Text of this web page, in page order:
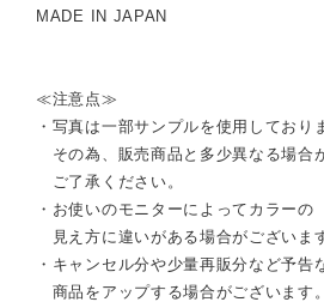
MADE IN JAPAN
≪注意点≫
・写真は一部サンプルを使用しており
その為、販売商品と多少異なる場合
ご了承ください。
・お使いのモニターによってカラーの
見え方に違いがある場合がございま
・キャンセル分や少量再販分など予告
商品をアップする場合がございます。